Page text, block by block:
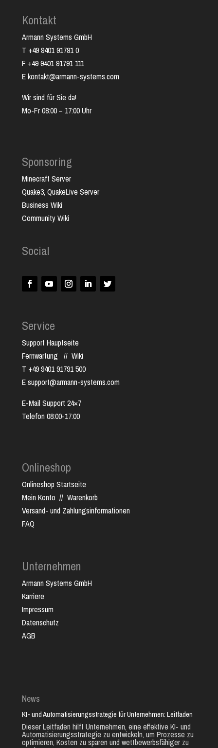
Kontakt
Armann Systems GmbH
T +49 9401 91791 0
F +49 9401 91791 111
E kontakt@armann-systems.com
Wir sind für Sie da!
Mo-Fr 08:00 – 17:00 Uhr
Sponsoring
Minecraft Server
Quake3, QuakeLive Server
Business Wiki
Community Wiki
Social
Service
Support Hauptseite
Fernwartung // Wiki
T +49 9401 91791 500
E support@armann-systems.com
E-Mail Support 24×7
Telefon 08:00-17:00
Onlineshop
Onlineshop Startseite
Mein Konto // Warenkorb
Versand- und Zahlungsinformationen
FAQ
Unternehmen
Armann Systems GmbH
Karriere
Impressum
Datenschutz
AGB
News
KI- und Automatisierungsstrategie für Unternehmen: Leitfaden
Dieser Leitfaden hilft Unternehmen, eine effektive KI- und
Automatisierungsstrategie zu entwickeln, um Prozesse zu
optimieren, Kosten zu sparen und wettbewerbsfähiger zu